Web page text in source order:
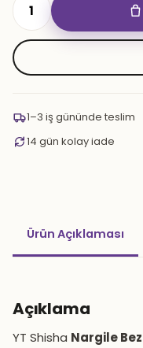
Nargile
Bez
Bandı
adet
1–3 iş gününde teslim
14 gün kolay iade
Ürün Açıklaması
Açıklama
YT Shisha Nargile Bez